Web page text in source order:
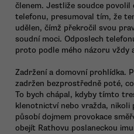
členem. Jestliže soudce povolil
telefonu, presumoval tím, že
udělen, čímž překročil svou
soudní moci. Odposlech
proto podle mého názoru vždy
Zadržení a domovní prohlídka.
zadržen bezprostředně poté,
To bych chápal, kdyby tímto
klenotnictví nebo vražda, nikoli
působí dojmem provokace
obejít Rathovu poslaneckou